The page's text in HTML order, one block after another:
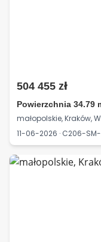
504 455 zł
Powierzchnia 34.79
małopolskie, Kraków,
11-06-2026 · C206-